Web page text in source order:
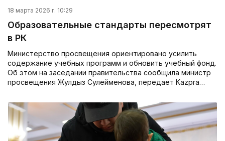
18 марта 2026 г. 10:29
Образовательные стандарты пересмотрят
в РК
Министерство просвещения ориентировано усилить
содержание учебных программ и обновить учебный фонд.
Об этом на заседании правительства сообщила министр
просвещения Жулдыз Сулейменова, передает Kazpra…